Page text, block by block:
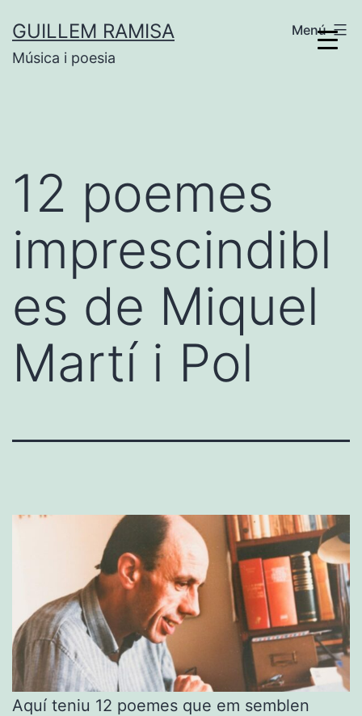
contingut
GUILLEM RAMISA
Música i poesia
Menú
12 poemes
imprescindibl
es de Miquel
Martí i Pol
Aquí teniu 12 poemes que em semblen